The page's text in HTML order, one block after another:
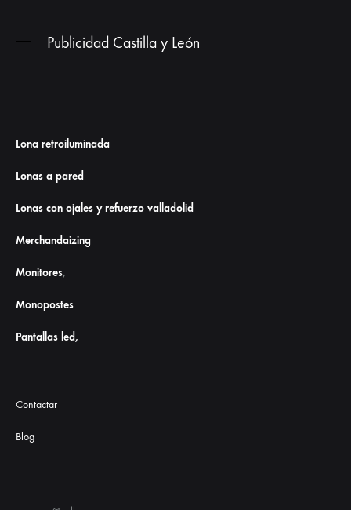
Publicidad Castilla y León
Lona retroiluminada
Lonas a pared
Lonas con ojales y refuerzo valladolid
Merchandaizing
Monitores,
Monopostes
Pantallas led,
Contactar
Blog